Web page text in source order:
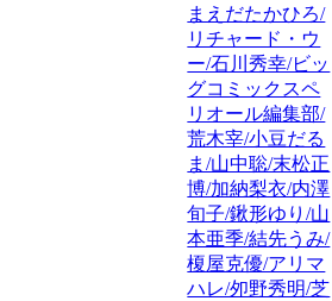
まえだたかひろ/
リチャード・ウ
ー/石川秀幸/ビッ
グコミックスペ
リオール編集部/
荒木宰/小豆だる
ま/山中聡/末松正
博/加納梨衣/内澤
旬子/鍬形ゆり/山
本亜季/結先うみ/
榎屋克優/アリマ
ハレ/夘野秀明/芝